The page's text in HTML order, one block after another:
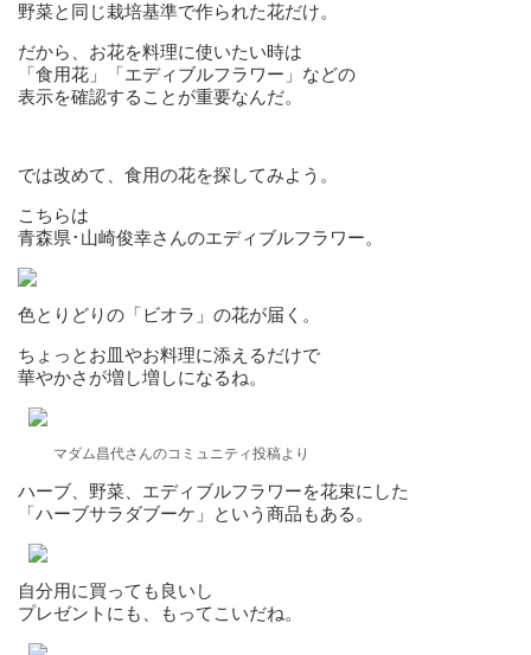
野菜と同じ栽培基準で作られた花だけ。
だから、お花を料理に使いたい時は
「食用花」「エディブルフラワー」などの
表示を確認することが重要なんだ。
では改めて、食用の花を探してみよう。
こちらは
青森県･山崎俊幸さんのエディブルフラワー。
色とりどりの「ビオラ」の花が届く。
ちょっとお皿やお料理に添えるだけで
華やかさが増し増しになるね。
マダム昌代さんのコミュニティ投稿より
ハーブ、野菜、エディブルフラワーを花束にした
「ハーブサラダブーケ」という商品もある。
自分用に買っても良いし
プレゼントにも、もってこいだね。